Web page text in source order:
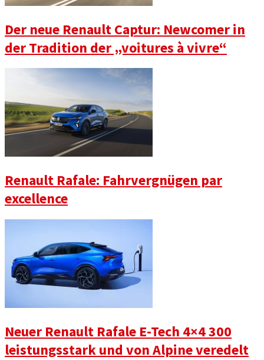
Der neue Renault Captur: Newcomer in
der Tradition der „voitures à vivre“
Renault Rafale: Fahrvergnügen par
excellence
Neuer Renault Rafale E-Tech 4×4 300
leistungsstark und von Alpine veredelt